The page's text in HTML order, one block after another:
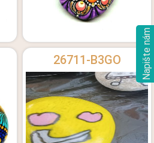
Napište nám
26711-B3GO